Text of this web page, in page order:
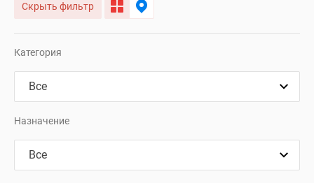
Скрыть фильтр
Категория
Назначение